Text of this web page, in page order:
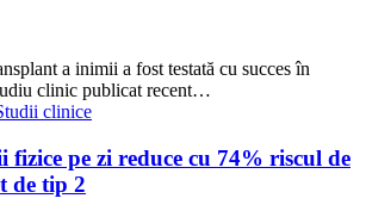
a inimii a fost testată cu succes în
clinic publicat recent…
clinice
fizice pe zi reduce cu 74% riscul de
de tip 2